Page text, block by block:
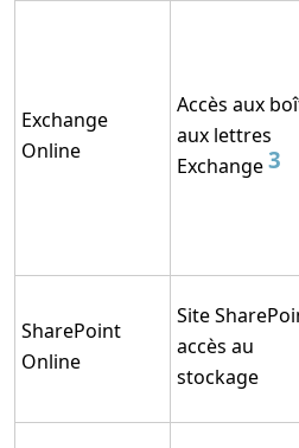
Exchange
Online
Accès aux
aux lettres
Exchange3
SharePoint
Online
Site
accès au
stockage